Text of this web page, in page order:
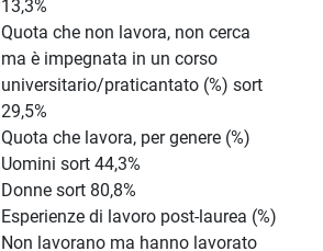
13,3%
Quota che non lavora, non cerca
ma è impegnata in un corso
universitario/praticantato (%) sort
29,5%
Quota che lavora, per genere (%)
Uomini sort 44,3%
Donne sort 80,8%
Esperienze di lavoro post-laurea (%)
Non lavorano ma hanno lavorato